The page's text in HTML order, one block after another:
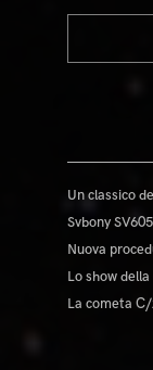
Un classico
Svbony
Nuova
Lo show
La cometa